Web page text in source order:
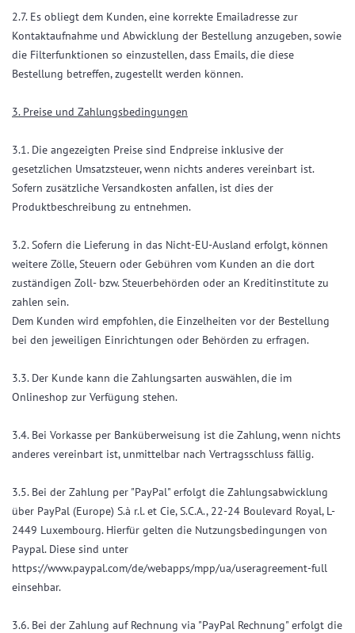
2.7. Es obliegt dem Kunden, eine korrekte Emailadresse zur
Kontaktaufnahme und Abwicklung der Bestellung anzugeben, sowie
die Filterfunktionen so einzustellen, dass Emails, die diese
Bestellung betreffen, zugestellt werden können.
3. Preise und Zahlungsbedingungen
3.1. Die angezeigten Preise sind Endpreise inklusive der
gesetzlichen Umsatzsteuer, wenn nichts anderes vereinbart ist.
Sofern zusätzliche Versandkosten anfallen, ist dies der
Produktbeschreibung zu entnehmen.
3.2. Sofern die Lieferung in das Nicht-EU-Ausland erfolgt, können
weitere Zölle, Steuern oder Gebühren vom Kunden an die dort
zuständigen Zoll- bzw. Steuerbehörden oder an Kreditinstitute zu
zahlen sein.
Dem Kunden wird empfohlen, die Einzelheiten vor der Bestellung
bei den jeweiligen Einrichtungen oder Behörden zu erfragen.
3.3. Der Kunde kann die Zahlungsarten auswählen, die im
Onlineshop zur Verfügung stehen.
3.4. Bei Vorkasse per Banküberweisung ist die Zahlung, wenn nichts
anderes vereinbart ist, unmittelbar nach Vertragsschluss fällig.
3.5. Bei der Zahlung per "PayPal" erfolgt die Zahlungsabwicklung
über PayPal (Europe) S.à r.l. et Cie, S.C.A., 22-24 Boulevard Royal, L-
2449 Luxembourg. Hierfür gelten die Nutzungsbedingungen von
Paypal. Diese sind unter
https://www.paypal.com/de/webapps/mpp/ua/useragreement-full
einsehbar.
3.6. Bei der Zahlung auf Rechnung via "PayPal Rechnung" erfolgt die